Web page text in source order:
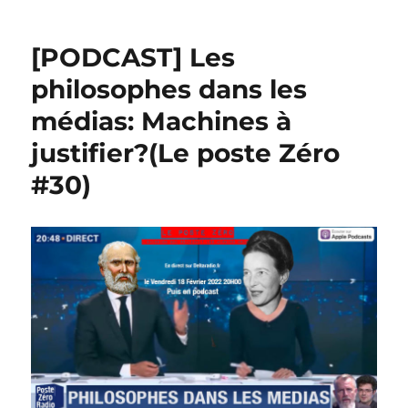
[PODCAST] Les
philosophes dans les
médias: Machines à
justifier?(Le poste Zéro
#30)